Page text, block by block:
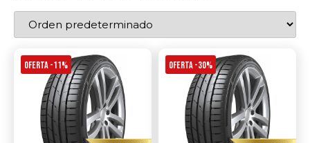
OFERTA -11% OFERTA -30%